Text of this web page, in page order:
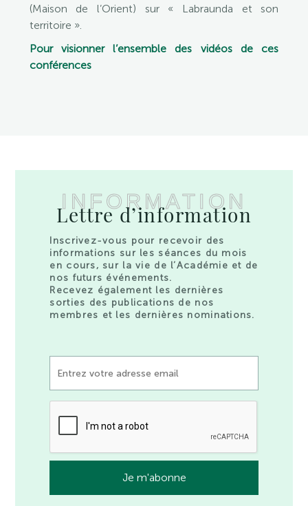
(Maison de l’Orient) sur « Labraunda et son
territoire ».
Pour visionner l’ensemble des vidéos de ces
conférences
INFORMATION
Lettre d’information
Inscrivez-vous pour recevoir des
informations sur les séances du mois
en cours, sur la vie de l’Académie et de
nos futurs événements.
Recevez également les dernières
sorties des publications de nos
membres et les dernières nominations.